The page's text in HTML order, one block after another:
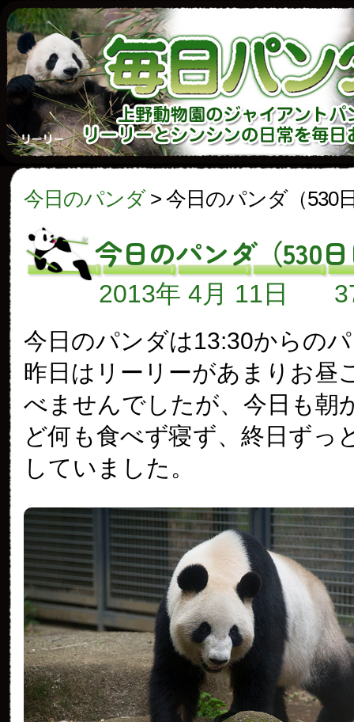
今日のパンダ> 今日のパンダ（530
今日のパンダ（530
2013年 4月 11日
今日のパンダは13:30からの
昨日はリーリーがあまりお昼
べませんでしたが、今日も朝
ど何も食べず寝ず、終日ずっ
していました。